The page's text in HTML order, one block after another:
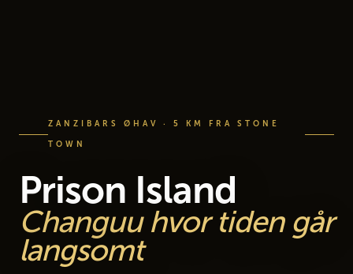
ZANZIBARS ØHAV · 5 KM FRA STONE
TOWN
Prison Island
Changuu hvor tiden går
langsomt